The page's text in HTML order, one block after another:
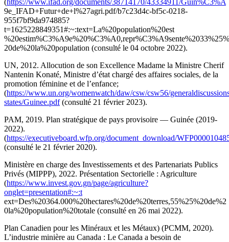
( https://www.ifad.org/documents/38714170/43334911/Guin%C3%A
9e_IFAD+Futur+de+l%27agri.pdf/b7c23d4c-bf5c-0218-
955f7bf9da974885?
t=1625228849351#:~:text=La%20population%20est
%20estim%C3%A9e%20%C3%A0,repr%C3%A9sente%2033%25%
20de%20la%20population (consulté le 04 octobre 2022).
UN, 2012. Allocution de son Excellence Madame la Ministre Cherif
Nantenin Konaté, Ministre d’état chargé des affaires sociales, de la
promotion féminine et de l’enfance;
(https://www.un.org/womenwatch/daw/csw/csw56/
states/Guinee.pdf(consulté 21 février 2023).
PAM, 2019. Plan stratégique de pays provisoire — Guinée (2019-
2022).
(https://executiveboard.wfp.org/document_download/
(consulté le 21 février 2020).
Ministère en charge des Investissements et des Partenariats Publics
Privés (MIPPP), 2022. Présentation Sectorielle : Agriculture
(https://www.invest.gov.gn/page/agriculture?
onglet=presentation#:~:t
ext=Des%20364.000%20hectares%20de%20terres,55%25%20de%2
0la%20population%20totale (consulté en 26 mai 2022).
Plan Canadien pour les Minéraux et les Métaux) (PCMM, 2020).
L’industrie minière au Canada : Le Canada a besoin de